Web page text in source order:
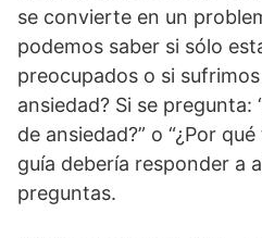
se convierte en un
podemos saber si sólo
preocupados o si
ansiedad? Si se pregunta:
de ansiedad?” o “¿Por
guía debería responder a
preguntas.